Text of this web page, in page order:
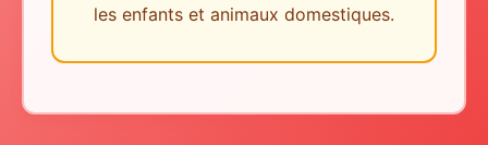
les enfants et animaux domestiques.